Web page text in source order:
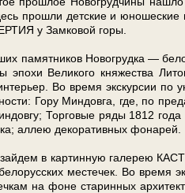
про­шли дет­ские и
у Зам­ко­вой го­ры.
па­мят­ни­ков Но­во­груд­ка —
эпо­хи Ве­ли­ко­го княжества
Во вре­мя экс­кур­сии по
Го­ру Мин­дов­га, где, по
Торговые ря­ды 1812
аллею декоративных фонарей.
в кар­тин­ную галерею
ме­сте­чек. Во вре­мя
на фо­не ста­рин­ных